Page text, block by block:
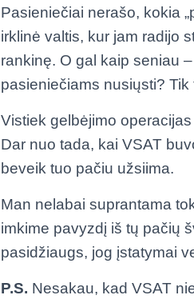
Pasieniečiai nerašo, kokia
irklinė valtis, kur jam radijo
rankinę. O gal kaip seniau
pasieniečiams nusiųsti?
Vistiek gelbėjimo
Dar nuo tada, kai VSAT
beveik tuo pačiu užsiima.
Man nelabai suprantama
imkime pavyzdį iš tų pačių
pasidžiaugs, jog įstatymai
P.S. Nesakau, kad VSAT